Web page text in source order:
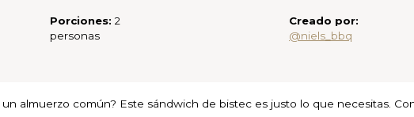
Porciones: 2
personas
Creado por:
@niels_bbq
almuerzo común? Este sándwich de bistec es justo lo que necesitas.